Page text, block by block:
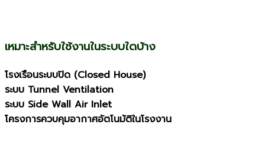
เหมาะสำหรับใช้งานในระบบใดบ้าง
โรงเรือนระบบปิด (Closed House)
ระบบ Tunnel Ventilation
ระบบ Side Wall Air Inlet
โครงการควบคุมอากาศอัตโนมัติในโรงงาน